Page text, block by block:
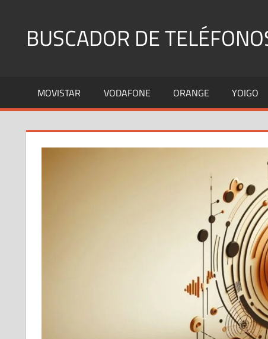
contenidoBUSCADOR DE
Fijos
y
MOVISTAR VODAFONE ORANGE YOIGO